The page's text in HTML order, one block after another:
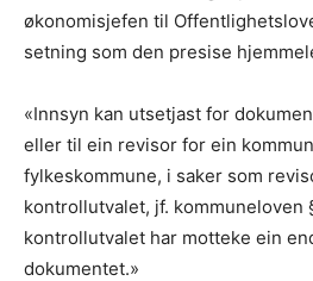
økonomisjefen til
setning som den presise
«Innsyn kan utsetjast for
eller til ein revisor for ein
fylkeskommune, i saker som
kontrollutvalet, jf. kommuneloven
kontrollutvalet har motteke ein
dokumentet.»